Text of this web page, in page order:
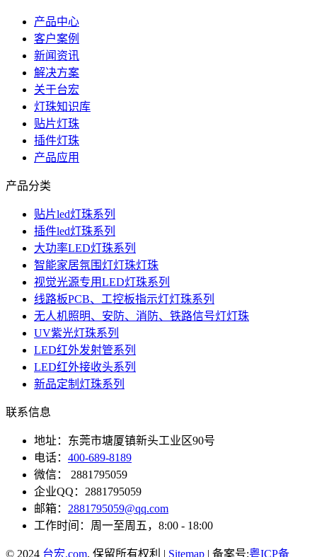
产品中心
客户案例
新闻资讯
解决方案
关于台宏
灯珠知识库
贴片灯珠
插件灯珠
产品应用
产品分类
贴片led灯珠系列
插件led灯珠系列
大功率LED灯珠系列
智能家居氛围灯灯珠灯珠
视觉光源专用LED灯珠系列
线路板PCB、工控板指示灯灯珠系列
无人机照明、安防、消防、铁路信号灯灯珠
UV紫光灯珠系列
LED红外发射管系列
LED红外接收头系列
新品定制灯珠系列
联系信息
地址：东莞市塘厦镇新头工业区90号
电话： 400-689-8189
微信： 2881795059
企业QQ：2881795059
邮箱： 2881795059@qq.com
工作时间：周一至周五，8:00 - 18:00
© 2024 台宏.com. 保留所有权利 | Sitemap | 备案号:粤ICP备